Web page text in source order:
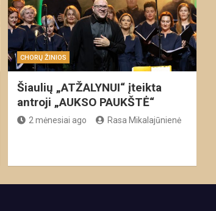
CHORŲ ŽINIOS
Šiaulių „ATŽALYNUI“ įteikta
antroji „AUKSO PAUKŠTĖ“
2 mėnesiai ago Rasa Mikalajūnienė